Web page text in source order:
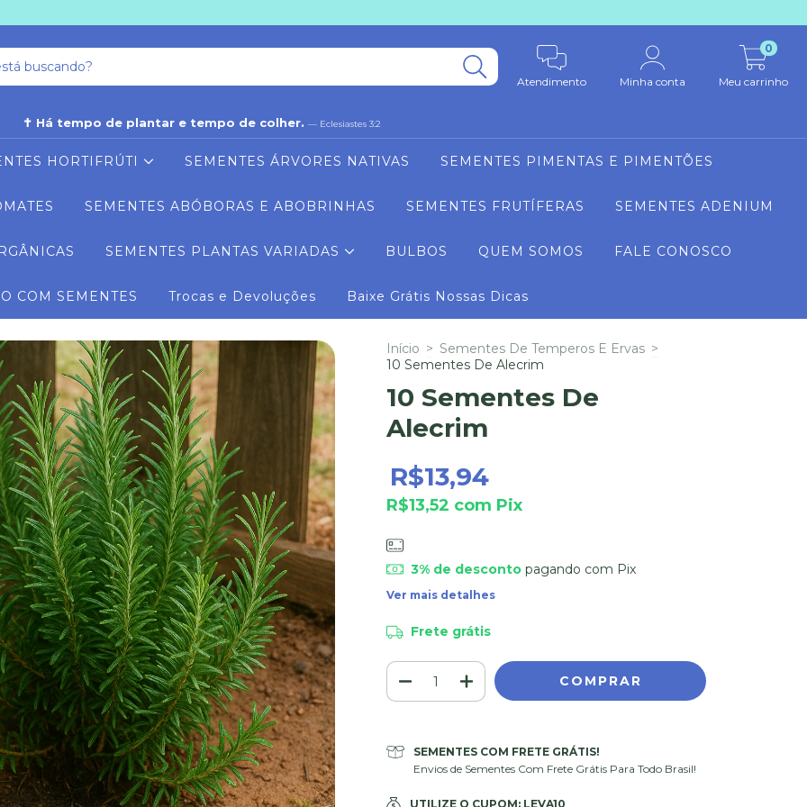
✝ Há tempo de plantar e tempo de colher. — Eclesiastes 3:2
Atendimento Minha conta Meu carrinho
0
HORTIFRÚTI SEMENTES ÁRVORES NATIVAS SEMENTES PIMENTAS E PIMENTÕES
SEMENTES ABÓBORAS E ABOBRINHAS SEMENTES FRUTÍFERAS SEMENTES ADENIUM
SEMENTES PLANTAS VARIADAS BULBOS QUEM SOMOS FALE CONOSCO
COM SEMENTES Trocas e Devoluções Baixe Grátis Nossas Dicas
Início > Sementes De Temperos E Ervas >
10 Sementes De Alecrim
10 Sementes De
Alecrim
R$13,94
R$13,52 com Pix
3% de descontopagando com Pix
Ver mais detalhes
Frete grátis
SEMENTES COM FRETE GRÁTIS!
Envios de Sementes Com Frete Grátis Para Todo Brasil!
UTILIZE O CUPOM: LEVA10